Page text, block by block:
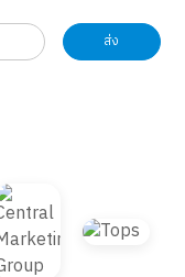
ชั่น
แสดงเนื้อหาและโฆษณาให้
นเว็บไซต์และทำความเข้าใจ
นยอมการใช้คุกกี้ได้ โดย